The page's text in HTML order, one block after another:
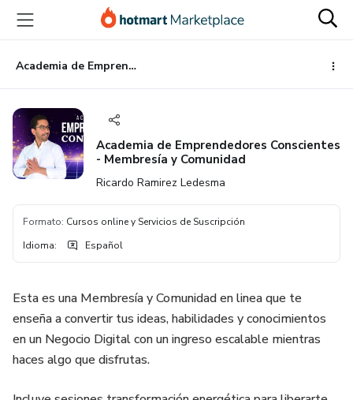
principal
página
de
página
Academia de Emprendedores Conscientes - Membresía y Comunidad
Academia de Emprendedores Conscientes
- Membresía y Comunidad
Ricardo Ramirez Ledesma
Formato: Cursos online y Servicios de Suscripción
Idioma: Español
Esta es una Membresía y Comunidad en linea que te
enseña a convertir tus ideas, habilidades y conocimientos
en un Negocio Digital con un ingreso escalable mientras
haces algo que disfrutas.